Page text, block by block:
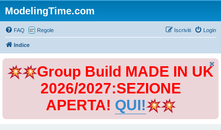
ModelingTime.com
FAQ Regole Login
Iscriviti
Indice
Group Build MADE IN UK
2026/2027:SEZIONE
APERTA! QUI!